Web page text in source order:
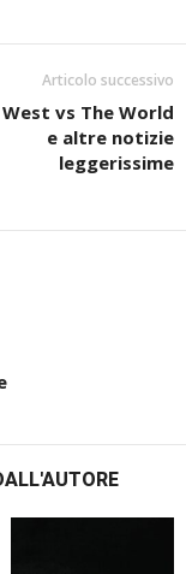
Articolo successivo
West vs The World
e altre notizie
leggerissime